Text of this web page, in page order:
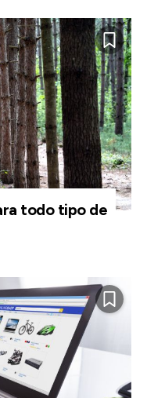
todo tipo de